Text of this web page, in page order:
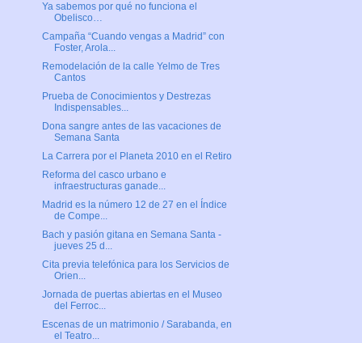
Ya sabemos por qué no funciona el
Obelisco…
Campaña “Cuando vengas a Madrid” con
Foster, Arola...
Remodelación de la calle Yelmo de Tres
Cantos
Prueba de Conocimientos y Destrezas
Indispensables...
Dona sangre antes de las vacaciones de
Semana Santa
La Carrera por el Planeta 2010 en el Retiro
Reforma del casco urbano e
infraestructuras ganade...
Madrid es la número 12 de 27 en el Índice
de Compe...
Bach y pasión gitana en Semana Santa -
jueves 25 d...
Cita previa telefónica para los Servicios de
Orien...
Jornada de puertas abiertas en el Museo
del Ferroc...
Escenas de un matrimonio / Sarabanda, en
el Teatro...